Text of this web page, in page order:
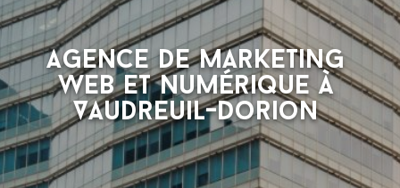
Agence de marketing
web et numérique à
Vaudreuil-Dorion